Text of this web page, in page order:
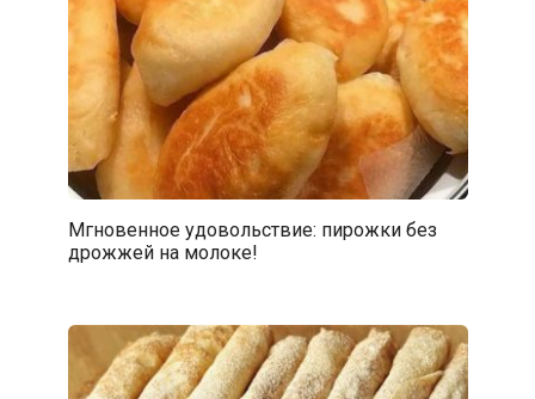
Мгновенное удовольствие: пирожки без
дрожжей на молоке!